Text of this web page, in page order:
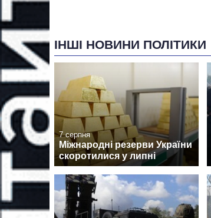
ІНШІ НОВИНИ ПОЛІТИКИ
7 серпня
Міжнародні резерви України
скоротилися у липні